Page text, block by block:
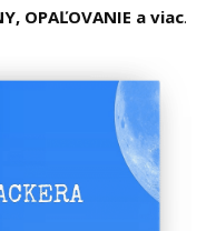
OPAĽOVANIE a viac.